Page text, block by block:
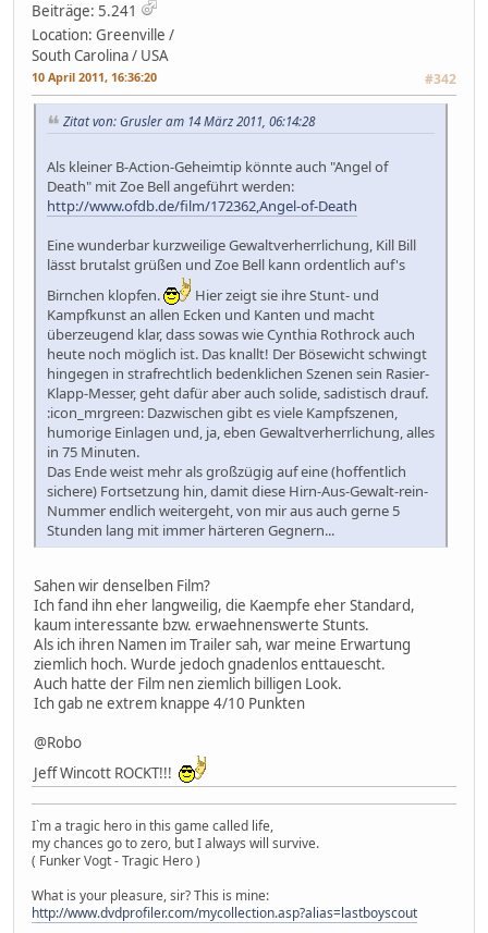
Beiträge: 5.241
Location: Greenville /
South Carolina / USA
10 April 2011, 16:36:20 #342
Zitat von: Grusler am 14 März 2011, 06:14:28
Als kleiner B-Action-Geheimtip könnte auch "Angel of
Death" mit Zoe Bell angeführt werden:
http://www.ofdb.de/film/172362,Angel-of-Death
Eine wunderbar kurzweilige Gewaltverherrlichung, Kill Bill
lässt brutalst grüßen und Zoe Bell kann ordentlich auf's
Birnchen klopfen.
Hier zeigt sie ihre Stunt- und
Kampfkunst an allen Ecken und Kanten und macht
überzeugend klar, dass sowas wie Cynthia Rothrock auch
heute noch möglich ist. Das knallt! Der Bösewicht schwingt
hingegen in strafrechtlich bedenklichen Szenen sein Rasier-
Klapp-Messer, geht dafür aber auch solide, sadistisch drauf.
:icon_mrgreen: Dazwischen gibt es viele Kampfszenen,
humorige Einlagen und, ja, eben Gewaltverherrlichung, alles
in 75 Minuten.
Das Ende weist mehr als großzügig auf eine (hoffentlich
sichere) Fortsetzung hin, damit diese Hirn-Aus-Gewalt-rein-
Nummer endlich weitergeht, von mir aus auch gerne 5
Stunden lang mit immer härteren Gegnern...
Sahen wir denselben Film?
Ich fand ihn eher langweilig, die Kaempfe eher Standard,
kaum interessante bzw. erwaehnenswerte Stunts.
Als ich ihren Namen im Trailer sah, war meine Erwartung
ziemlich hoch. Wurde jedoch gnadenlos enttauescht.
Auch hatte der Film nen ziemlich billigen Look.
Ich gab ne extrem knappe 4/10 Punkten
@Robo
Jeff Wincott ROCKT!!!
I`m a tragic hero in this game called life,
my chances go to zero, but I always will survive.
( Funker Vogt - Tragic Hero )
What is your pleasure, sir? This is mine:
http://www.dvdprofiler.com/mycollection.asp?alias=lastboyscout